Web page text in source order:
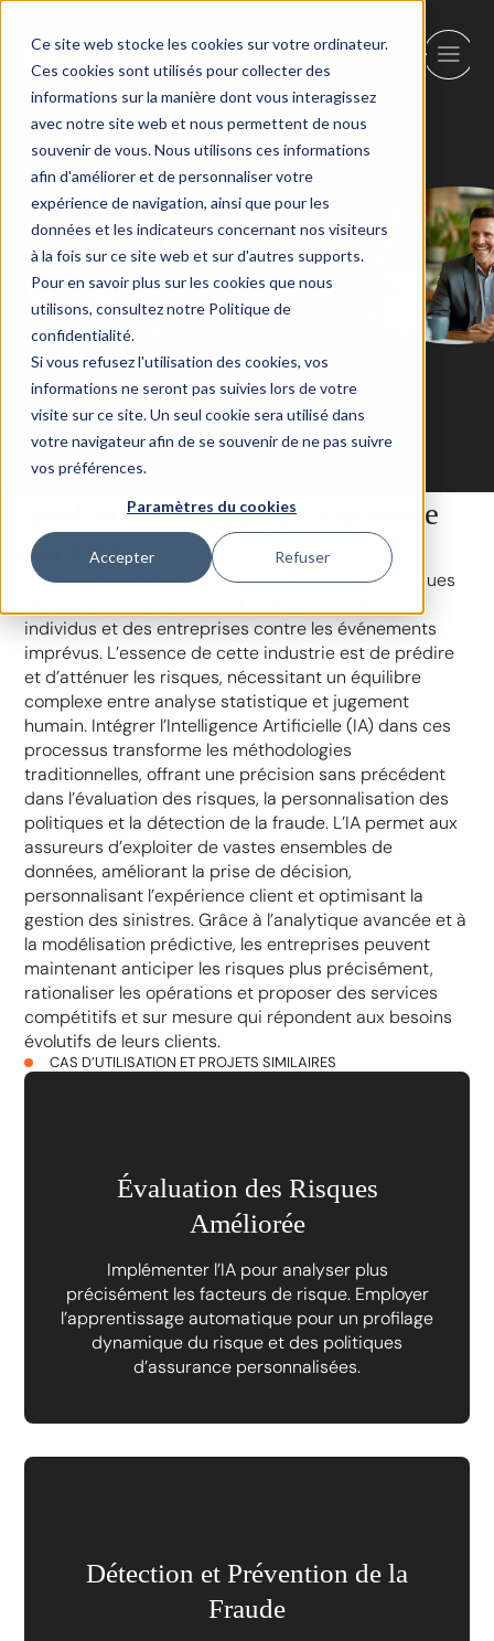
Ce site web stocke les cookies sur votre ordinateur.
Ces cookies sont utilisés pour collecter des
informations sur la manière dont vous interagissez
avec notre site web et nous permettent de nous
souvenir de vous. Nous utilisons ces informations
afin d'améliorer et de personnaliser votre
expérience de navigation, ainsi que pour les
données et les indicateurs concernant nos visiteurs
à la fois sur ce site web et sur d'autres supports.
Pour en savoir plus sur les cookies que nous
utilisons, consultez notre Politique de
confidentialité.
Si vous refusez l'utilisation des cookies, vos
informations ne seront pas suivies lors de votre
visite sur ce site. Un seul cookie sera utilisé dans
votre navigateur afin de se souvenir de ne pas suivre
vos préférences.
Paramètres du cookies
Accepter Refuser
Assurance et
Gestion des
Risques
Intelligence du risque alimentée
par l’IA
Le secteur de l’assurance et de la gestion des risques
individus et des entreprises contre les événements
imprévus. L’essence de cette industrie est de prédire
et d’atténuer les risques, nécessitant un équilibre
complexe entre analyse statistique et jugement
humain. Intégrer l’Intelligence Artificielle (IA) dans ces
processus transforme les méthodologies
traditionnelles, offrant une précision sans précédent
dans l’évaluation des risques, la personnalisation des
politiques et la détection de la fraude. L’IA permet aux
assureurs d’exploiter de vastes ensembles de
données, améliorant la prise de décision,
personnalisant l’expérience client et optimisant la
gestion des sinistres. Grâce à l’analytique avancée et à
la modélisation prédictive, les entreprises peuvent
maintenant anticiper les risques plus précisément,
rationaliser les opérations et proposer des services
compétitifs et sur mesure qui répondent aux besoins
évolutifs de leurs clients.
CAS D’UTILISATION ET PROJETS SIMILAIRES
Évaluation des Risques
Améliorée
Implémenter l’IA pour analyser plus
précisément les facteurs de risque. Employer
l’apprentissage automatique pour un profilage
dynamique du risque et des politiques
d’assurance personnalisées.
Détection et Prévention de la
Fraude